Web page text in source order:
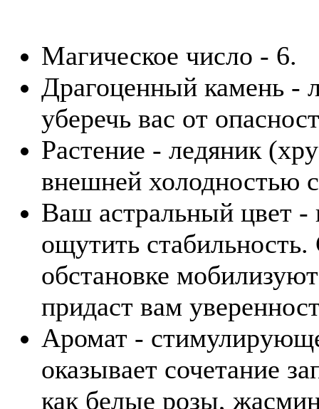
Магическое число - 6.
Драгоценный камень -
уберечь вас от
Растение - ледяник
внешней холодностью
Ваш астральный цвет -
ощутить
обстановке
придаст вам
Аромат -
оказывает сочетание
как белые розы,